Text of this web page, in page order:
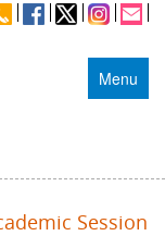
Menu
Session